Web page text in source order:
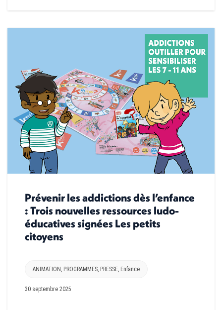
Prévenir les addictions dès l’enfance
: Trois nouvelles ressources ludo-
éducatives signées Les petits
citoyens
ANIMATION PROGRAMMES PRESSE Enfance
30 septembre 2025